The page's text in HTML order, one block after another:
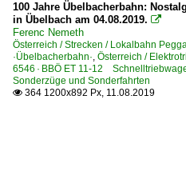
100 Jahre Übelbacherbahn:
in Übelbach am 04.08.2019. 
Ferenc Nemeth
Österreich / Strecken / Lokalbahn
·Übelbacherbahn·, Österreich /
6546 · BBÖ ET 11-12
Sonderzüge und Sonderfahrten
 364 1200x892 Px, 11.08.2019